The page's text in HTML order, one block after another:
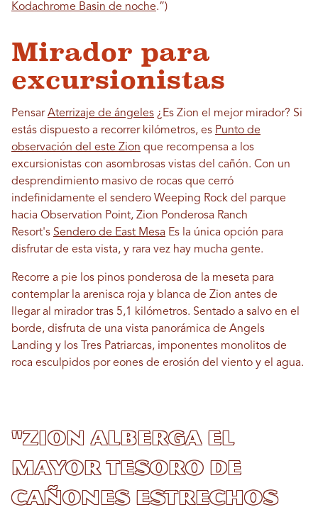
Kodachrome Basin de noche.”)
Mirador para
excursionistas
PensarAterrizaje de ángeles ¿Es Zion el mejor mirador? Si
estás dispuesto a recorrer kilómetros, es Punto de
observación del este Zion que recompensa a los
excursionistas con asombrosas vistas del cañón. Con un
desprendimiento masivo de rocas que cerró
indefinidamente el sendero Weeping Rock del parque
hacia Observation Point, Zion Ponderosa Ranch
Resort's Sendero de East Mesa Es la única opción para
disfrutar de esta vista, y rara vez hay mucha gente.
Recorre a pie los pinos ponderosa de la meseta para
contemplar la arenisca roja y blanca de Zion antes de
llegar al mirador tras 5,1 kilómetros. Sentado a salvo en el
borde, disfruta de una vista panorámica de Angels
Landing y los Tres Patriarcas, imponentes monolitos de
roca esculpidos por eones de erosión del viento y el agua.
"Zion alberga el
mayor tesoro de
cañones estrechos